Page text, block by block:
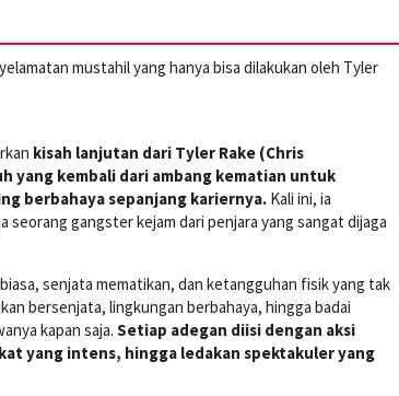
mustahil yang hanya bisa dilakukan oleh Tyler
kisah lanjutan dari Tyler Rake (Chris
yang kembali dari ambang kematian untuk
berbahaya sepanjang kariernya. Kali ini, ia
gangster kejam dari penjara yang sangat dijaga
senjata mematikan, dan ketangguhan fisik yang tak
bersenjata, lingkungan berbahaya, hingga badai
kapan saja. Setiap adegan diisi dengan aksi
yang intens, hingga ledakan spektakuler yang